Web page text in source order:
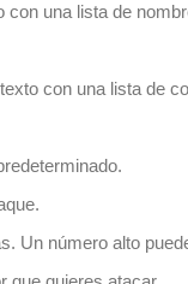
una lista de
con una lista de
Un número alto